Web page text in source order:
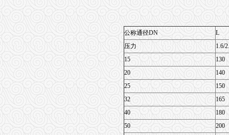
公称通径DN
L
压力
1.6/
15
130
20
140
25
150
32
165
40
180
50
200